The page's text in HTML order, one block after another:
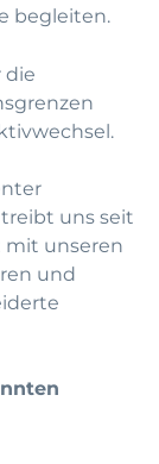
begleiten.
die
uns seit
mit unseren
und